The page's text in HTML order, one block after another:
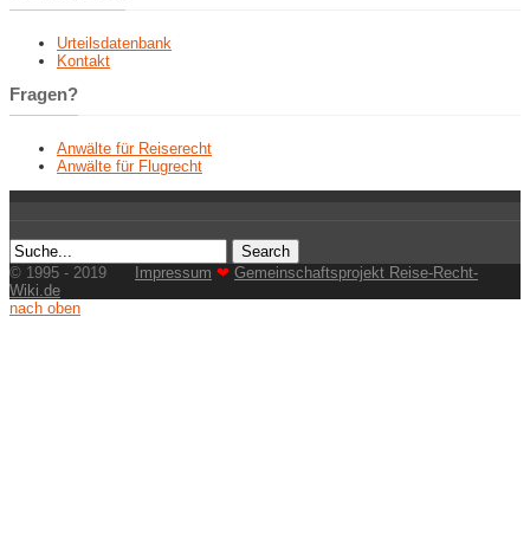
Urteilsdatenbank
Kontakt
Fragen?
Anwälte für Reiserecht
Anwälte für Flugrecht
© 1995 - 2019 Impressum ❤ Gemeinschaftsprojekt Reise-Recht-
Wiki.de
nach oben